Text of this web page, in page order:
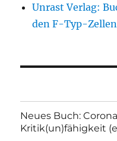
Unrast Verlag:
den F-Typ-
Neues Buch:
Kritik(un)fähigkeit